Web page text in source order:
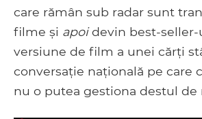
care rămân sub radar sunt
filme și apoidevin best-seller-
versiune de film a unei cărți
conversație națională pe care
nu o putea gestiona destul de